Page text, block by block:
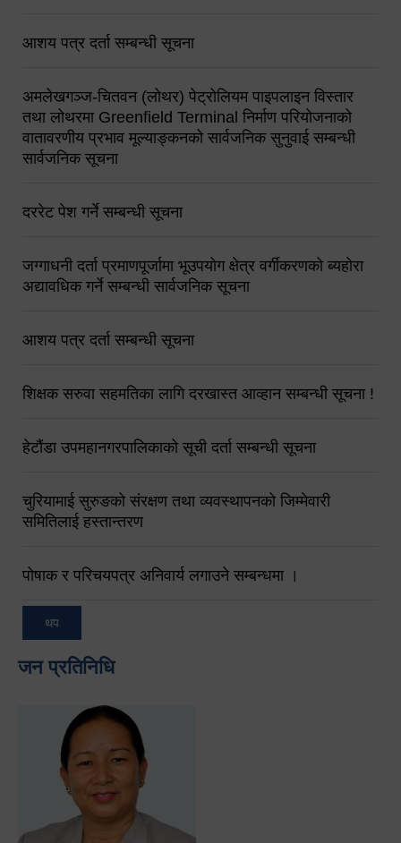
आशय पत्र दर्ता सम्बन्धी सूचना
अमलेखगञ्ज-चितवन (लोथर) पेट्रोलियम पाइपलाइन विस्तार
तथा लोथरमा Greenfield Terminal निर्माण परियोजनाको
वातावरणीय प्रभाव मूल्याङ्कनको सार्वजनिक सुनुवाई सम्बन्धी
सार्वजनिक सूचना
दररेट पेश गर्ने सम्बन्धी सूचना
जग्गाधनी दर्ता प्रमाणपूर्जामा भूउपयोग क्षेत्र वर्गीकरणको ब्यहोरा
अद्यावधिक गर्ने सम्बन्धी सार्वजनिक सूचना
आशय पत्र दर्ता सम्बन्धी सूचना
शिक्षक सरुवा सहमतिका लागि दरखास्त आव्हान सम्बन्धी सूचना !
हेटौंडा उपमहानगरपालिकाको सूची दर्ता सम्बन्धी सूचना
चुरियामाई सुरुङको संरक्षण तथा व्यवस्थापनको जिम्मेवारी
समितिलाई हस्तान्तरण
पोषाक र परिचयपत्र अनिवार्य लगाउने सम्बन्धमा ।
थप
जन प्रतिनिधि